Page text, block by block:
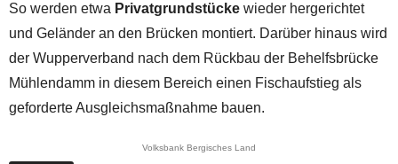
So werden etwa Privatgrundstücke wieder hergerichtet
und Geländer an den Brücken montiert. Darüber hinaus wird
der Wupperverband nach dem Rückbau der Behelfsbrücke
Mühlendamm in diesem Bereich einen Fischaufstieg als
geforderte Ausgleichsmaßnahme bauen.
Volksbank Bergisches Land